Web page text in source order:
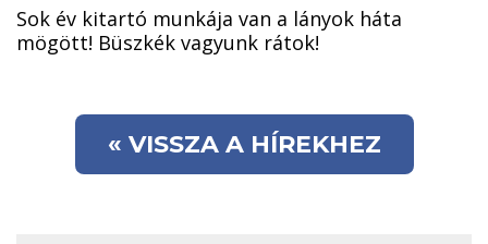
Sok év kitartó munkája van a lányok háta
mögött! Büszkék vagyunk rátok!
« VISSZA A HÍREKHEZ